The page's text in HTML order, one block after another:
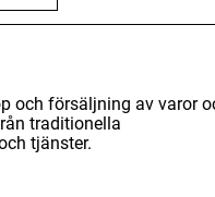
och försäljning av varor
traditionella
tjänster.